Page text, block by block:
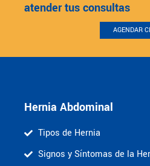
atender tus consultas
AGENDAR
Hernia Abdominal
Tipos de Hernia
Signos y Síntomas de la